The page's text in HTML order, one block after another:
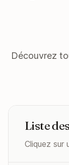
Découvrez
Liste
Cliquez sur